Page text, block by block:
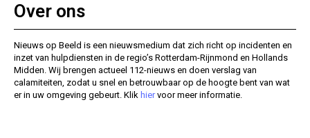
Over ons
Nieuws op Beeld is een nieuwsmedium dat zich richt op incidenten en
inzet van hulpdiensten in de regio’s Rotterdam-Rijnmond en Hollands
Midden. Wij brengen actueel 112-nieuws en doen verslag van
calamiteiten, zodat u snel en betrouwbaar op de hoogte bent van wat
er in uw omgeving gebeurt. Klik hiervoor meer informatie.